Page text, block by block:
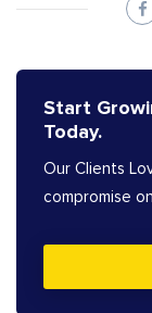
Start
Today.
Our Clients
compromise